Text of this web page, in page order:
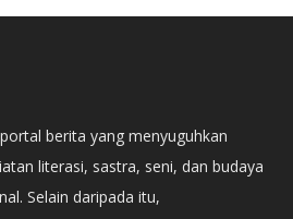
berita yang menyuguhkan
literasi, sastra, seni, dan budaya
Selain daripada itu,